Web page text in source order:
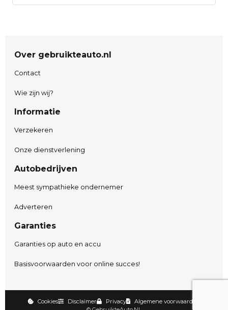
Over gebruikteauto.nl
Contact
Wie zijn wij?
Informatie
Verzekeren
Onze dienstverlening
Autobedrijven
Meest sympathieke ondernemer
Adverteren
Garanties
Garanties op auto en accu
Basisvoorwaarden voor online succes!
Cookies Disclaimer Privacy
Algemene voorwaarden